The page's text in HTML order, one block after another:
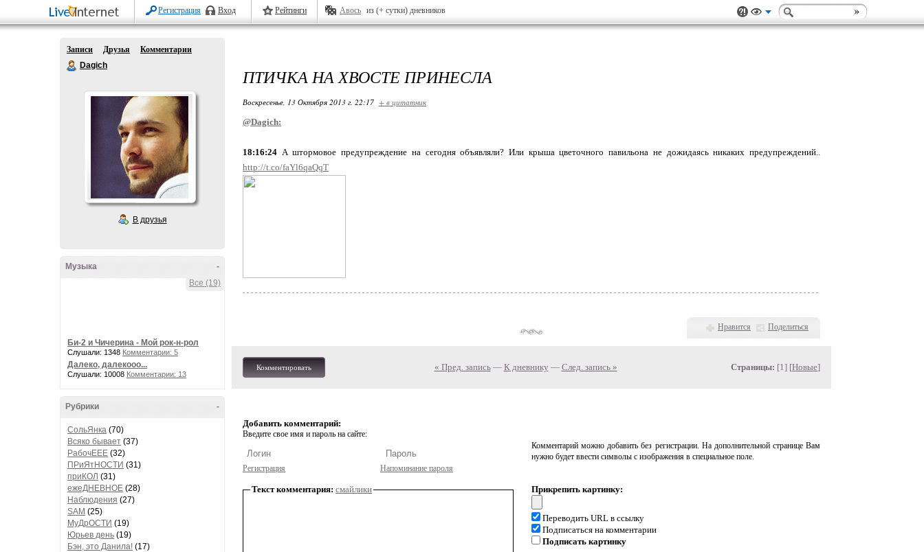
Регистрация Вход Рейтинги Авось из (+ сутки) дневников
Записи Друзья
Комментарии
Dagich
В друзья
-
Музыка
Все (19)
Би-2 и Чичерина - Мой рок-н-рол
Слушали: 1348 Комментарии: 5
Далеко, далекооо...
Слушали: 10008 Комментарии: 13
-
Рубрики
СольЯнка (70)
Всяко бывает (37)
РабочЕЕЕ (32)
ПРиЯтНОСТИ (31)
приКОЛ (31)
ежеДНЕВНОЕ (28)
Наблюдения (27)
SAM (25)
МуДрОСТИ (19)
Юрьев день (19)
Бэн, это Данила! (17)
ПТИЧКА НА ХВОСТЕ ПРИНЕСЛА
Воскресенье, 13 Октября 2013 г. 22:17 + в цитатник
@Dagich:
18:16:24 А штормовое предупреждение на сегодня объявляли? Или крыша цветочного павильона не дожидаясь никаких предупреждений..
http://t.co/faYl6qaQqT
Нравится Поделиться
Комментировать « Пред. запись— К дневнику — След. запись » Страницы: [1] [Новые]
Добавить комментарий:
Введите свое имя и пароль на сайте:
Регистрация Напоминание пароля
Комментарий можно добавить без регистрации. На дополнительной странице Вам
нужно будет ввести символы с изображения в специальное поле.
Текст комментария: смайлики Прикрепить картинку:
Переводить URL в ссылку
Подписаться на комментарии
Подписать картинку